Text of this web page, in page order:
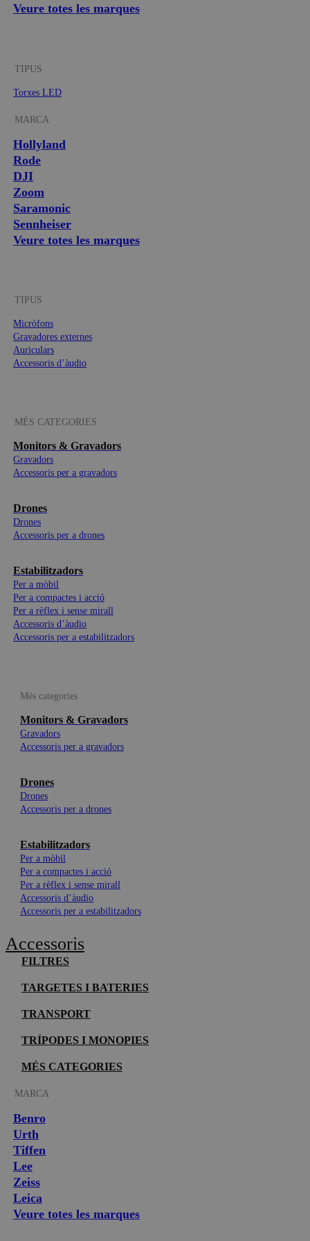
Veure totes les marques
TIPUS
Torxes LED
MARCA
Hollyland
Rode
DJI
Zoom
Saramonic
Sennheiser
Veure totes les marques
TIPUS
Micròfons
Gravadores externes
Auriculars
Accessoris d’àudio
MÉS CATEGORIES
Monitors & Gravadors
Gravadors
Accessoris per a gravadors
Drones
Drones
Accessoris per a drones
Estabilitzadors
Per a mòbil
Per a compactes i acció
Per a rèflex i sense mirall
Accessoris d’àudio
Accessoris per a estabilitzadors
Més categories
Monitors & Gravadors
Gravadors
Accessoris per a gravadors
Drones
Drones
Accessoris per a drones
Estabilitzadors
Per a mòbil
Per a compactes i acció
Per a rèflex i sense mirall
Accessoris d’àudio
Accessoris per a estabilitzadors
Accessoris
FILTRES
TARGETES I BATERIES
TRANSPORT
TRÍPODES I MONOPIES
MÉS CATEGORIES
MARCA
Benro
Urth
Tiffen
Lee
Zeiss
Leica
Veure totes les marques